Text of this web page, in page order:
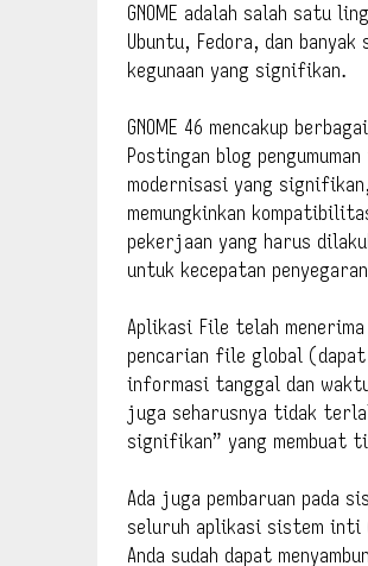
GNOME adalah salah satu
Ubuntu, Fedora, dan
kegunaan yang signifikan.
GNOME 46 mencakup
Postingan blog
modernisasi yang
memungkinkan
pekerjaan yang harus
untuk kecepatan
Aplikasi File telah
pencarian file global
informasi tanggal dan
juga seharusnya tidak
signifikan” yang membuat
Ada juga pembaruan pada
seluruh aplikasi sistem inti
Anda sudah dapat